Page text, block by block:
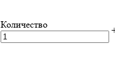
Количество